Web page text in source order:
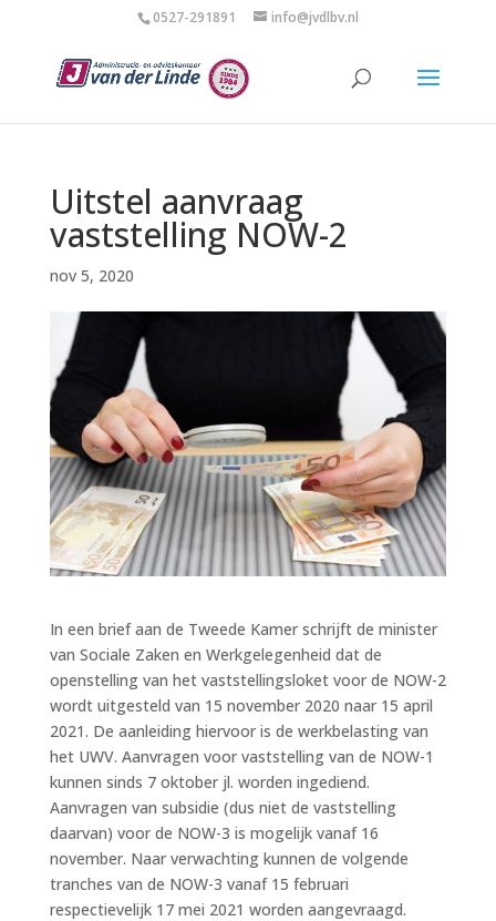
0527-291891 info@jvdlbv.nl
Uitstel aanvraag
vaststelling NOW-2
nov 5, 2020
In een brief aan de Tweede Kamer schrijft de minister
van Sociale Zaken en Werkgelegenheid dat de
openstelling van het vaststellingsloket voor de NOW-2
wordt uitgesteld van 15 november 2020 naar 15 april
2021. De aanleiding hiervoor is de werkbelasting van
het UWV. Aanvragen voor vaststelling van de NOW-1
kunnen sinds 7 oktober jl. worden ingediend.
Aanvragen van subsidie (dus niet de vaststelling
daarvan) voor de NOW-3 is mogelijk vanaf 16
november. Naar verwachting kunnen de volgende
tranches van de NOW-3 vanaf 15 februari
respectievelijk 17 mei 2021 worden aangevraagd.